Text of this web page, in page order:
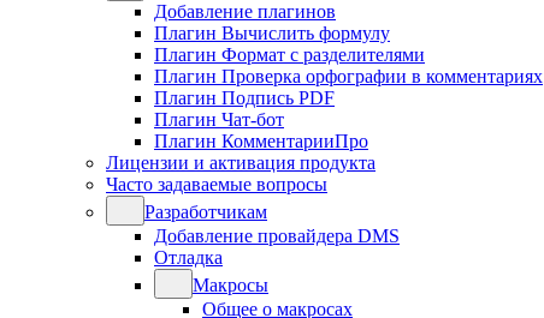
Добавление плагинов
Плагин Вычислить формулу
Плагин Формат с разделителями
Плагин Проверка орфографии в комментариях
Плагин Подпись PDF
Плагин Чат-бот
Плагин КомментарииПро
Лицензии и активация продукта
Часто задаваемые вопросы
Разработчикам
Добавление провайдера DMS
Отладка
Макросы
Общее о макросах